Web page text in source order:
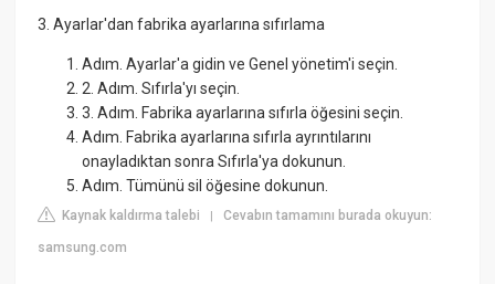
3. Ayarlar'dan fabrika ayarlarına sıfırlama
Adım. Ayarlar'a gidin ve Genel yönetim'i seçin.
2. Adım. Sıfırla'yı seçin.
3. Adım. Fabrika ayarlarına sıfırla öğesini seçin.
Adım. Fabrika ayarlarına sıfırla ayrıntılarını
onayladıktan sonra Sıfırla'ya dokunun.
Adım. Tümünü sil öğesine dokunun.
Kaynak kaldırma talebi |Cevabın tamamını burada okuyun:
samsung.com